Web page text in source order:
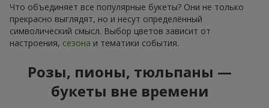
Что объединяет все популярные букеты? Они не только
прекрасно выглядят, но и несут определённый
символический смысл. Выбор цветов зависит от
настроения, сезона и тематики события.
Розы, пионы, тюльпаны —
букеты вне времени